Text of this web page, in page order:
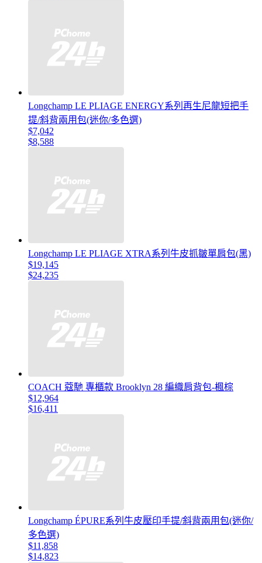
Longchamp LE PLIAGE ENERGY系列再生尼龍短把手
提/斜背兩用包(迷你/多色選)
$7,042
$8,588
Longchamp LE PLIAGE XTRA系列牛皮抓皺單肩包(黑)
$19,145
$24,235
COACH 蔻馳 專櫃款 Brooklyn 28 編織肩背包-楓棕
$12,964
$16,411
Longchamp ÉPURE系列牛皮壓印手提/斜背兩用包(迷你/
多色選)
$11,858
$14,823